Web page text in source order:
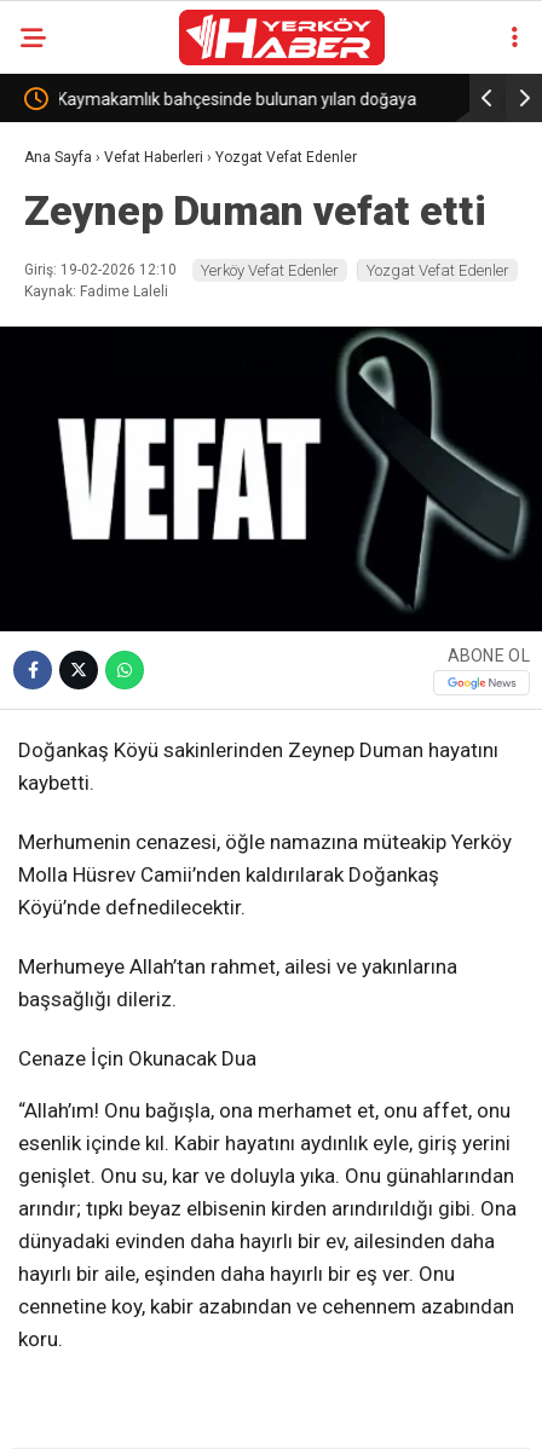
doğaya CHP Kırşehir İl Başkanlığı’na Hacı Tanrıbuyurdu
görevlendirildi
Ana Sayfa › Vefat Haberleri › Yozgat Vefat Edenler
Zeynep Duman vefat etti
Giriş: 19-02-2026 12:10
Kaynak: Fadime Laleli
Yerköy Vefat Edenler Yozgat Vefat Edenler
ABONE OL
Doğankaş Köyü sakinlerinden Zeynep Duman hayatını
kaybetti.
Merhumenin cenazesi, öğle namazına müteakip Yerköy
Molla Hüsrev Camii’nden kaldırılarak Doğankaş
Köyü’nde defnedilecektir.
Merhumeye Allah’tan rahmet, ailesi ve yakınlarına
başsağlığı dileriz.
Cenaze İçin Okunacak Dua
“Allah’ım! Onu bağışla, ona merhamet et, onu affet, onu
esenlik içinde kıl. Kabir hayatını aydınlık eyle, giriş yerini
genişlet. Onu su, kar ve doluyla yıka. Onu günahlarından
arındır; tıpkı beyaz elbisenin kirden arındırıldığı gibi. Ona
dünyadaki evinden daha hayırlı bir ev, ailesinden daha
hayırlı bir aile, eşinden daha hayırlı bir eş ver. Onu
cennetine koy, kabir azabından ve cehennem azabından
koru.